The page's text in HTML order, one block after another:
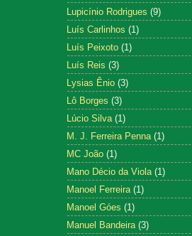
Lupicínio Rodrigues (9)
Luís Carlinhos (1)
Luís Peixoto (1)
Luís Reis (3)
Lysias Ênio (3)
Lô Borges (3)
Lúcio Silva (1)
M. J. Ferreira Penna (1)
MC João (1)
Mano Décio da Viola (1)
Manoel Ferreira (1)
Manoel Góes (1)
Manuel Bandeira (3)